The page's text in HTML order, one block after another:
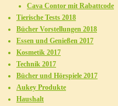
Cava Contor mit Rabattcode
Tierische Tests 2018
Bücher Vorstellungen 2018
Essen und Genießen 2017
Kosmetik 2017
Technik 2017
Bücher und Hörspiele 2017
Aukey Produkte
Haushalt